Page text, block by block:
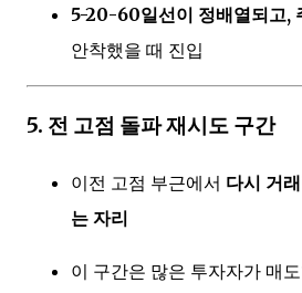
5-20-60일선이 정배열되고,
안착했을 때 진입
5. 전 고점 돌파 재시도 구간
이전 고점 부근에서 다시 거
는 자리
이 구간은 많은 투자자가 매